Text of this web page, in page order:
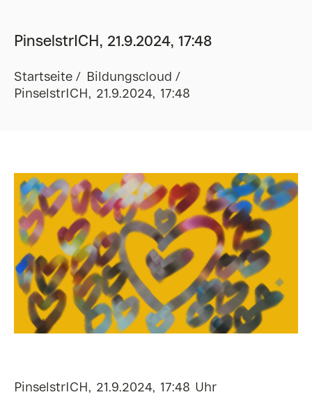
PinselstrICH, 21.9.2024, 17:48
Startseite
Bildungscloud
PinselstrICH, 21.9.2024, 17:48
PinselstrICH, 21.9.2024, 17:48 Uhr